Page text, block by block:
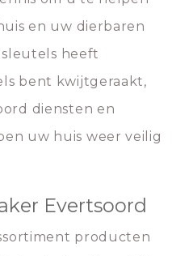
en uw dierbaren
heeft
bent kwijtgeraakt,
diensten en
uw huis weer veilig
Evertsoord
producten